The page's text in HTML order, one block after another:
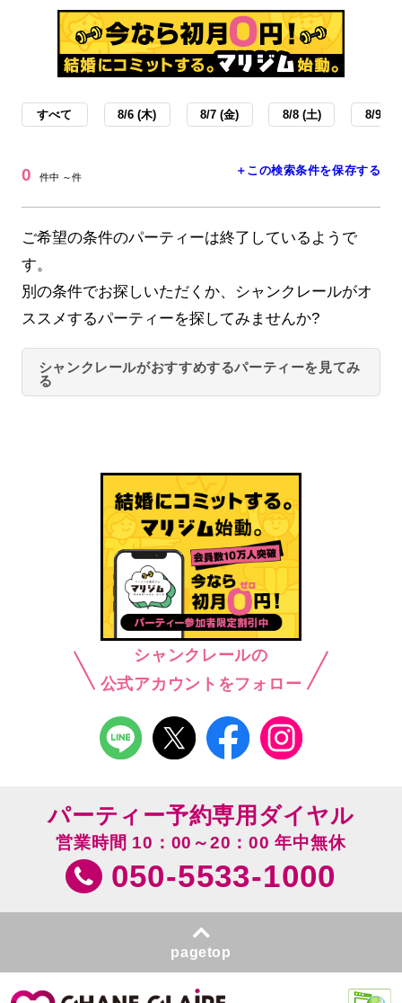
すべて 8/6 (木) 8/7 (金) 8/8 (土) 8/9 (日
0 件中 ～件 ＋この検索条件を保存する
ご希望の条件のパーティーは終了しているようで
す。
別の条件でお探しいただくか、シャンクレールがオ
ススメするパーティーを探してみませんか?
シャンクレールがおすすめするパーティーを見てみ
る
シャンクレールの
公式アカウントをフォロー
パーティー予約専用ダイヤル
営業時間 10：00～20：00 年中無休
050-5533-1000
pagetop